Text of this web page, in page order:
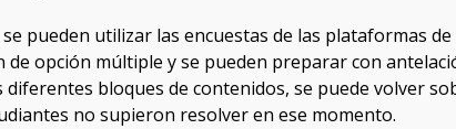
pueden utilizar las encuestas de las plataformas
de opción múltiple y se pueden preparar con
bloques de contenidos, se puede volver
no supieron resolver en ese momento.